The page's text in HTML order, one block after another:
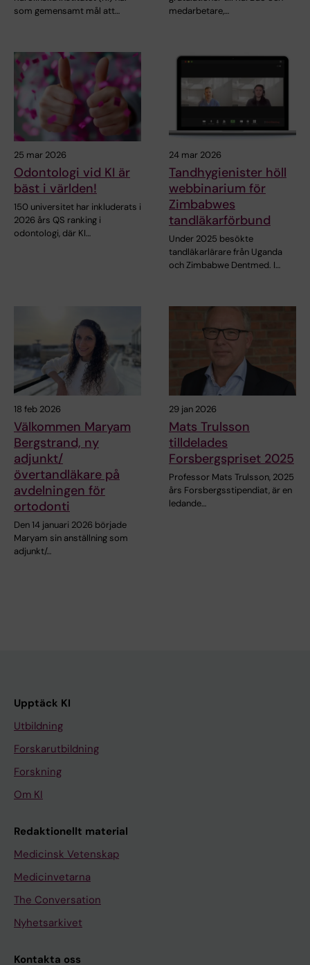
som gemensamt mål att…
medarbetare,…
25 mar 2026
Odontologi vid KI är
bäst i världen!
150 universitet har inkluderats i
2026 års QS ranking i
odontologi, där KI…
24 mar 2026
Tandhygienister höll
webbinarium för
Zimbabwes
tandläkarförbund
Under 2025 besökte
tandläkarlärare från Uganda
och Zimbabwe Dentmed. I…
18 feb 2026
Välkommen Maryam
Bergstrand, ny
adjunkt/
övertandläkare på
avdelningen för
ortodonti
Den 14 januari 2026 började
Maryam sin anställning som
adjunkt/…
29 jan 2026
Mats Trulsson
tilldelades
Forsbergspriset 2025
Professor Mats Trulsson, 2025
års Forsbergsstipendiat, är en
ledande…
Upptäck KI
Utbildning
Forskarutbildning
Forskning
Om KI
Redaktionellt material
Medicinsk Vetenskap
Medicinvetarna
The Conversation
Nyhetsarkivet
Kontakta oss